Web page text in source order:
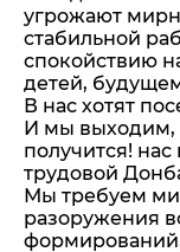
угрожают
стабильной
спокойствию
детей,
В нас хотят
И мы выходим,
получится!
трудовой
Мы требуем
разоружения